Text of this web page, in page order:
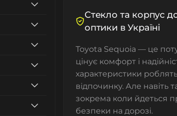
Cтекло та корпус
оптики в Україні
Toyota Sequoia — це
цінує комфорт і
характеристики
відпочинку. Але навіть
зокрема коли йдеться
безпеки на дорозі.